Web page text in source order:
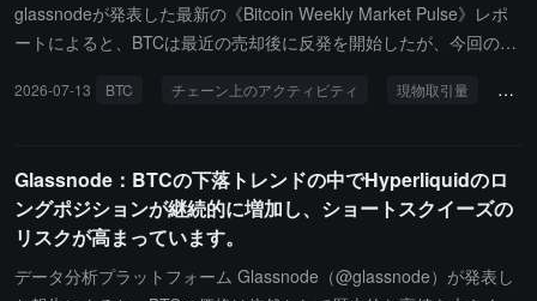
glassnodeが発表した最新の《Bitcoin Weekly Market Pulse》レポ
ートによると、BTCは最近の売却後に反発を開始したが、今回の上
次で21.5%減少し41億ドルに達し、現物CVDが正から負に転じ-588
物BTC ETFの週次純流入が1.613億ドルに回復したが、ETF取引量
は依然として前週比で11.97%減少し84億ドルに達した。オンチェ
ーンデータの面では、アクティブアドレス数が7.6%減少し59.9万
に、オンチェーン転送量が16.1%減少し40億ドルに、総手数料が1
2026-07-13 BTC チェーン上のアクティビティ 現物取引量 ETF
Glassnode：BTCの下落トレンドの中でHyperliquidのロ
ングポジションが継続的に増加し、ショートスクイーズの
リスクが高まっています。
データ分析プラットフォーム Glassnode（@glassnode）が発表し